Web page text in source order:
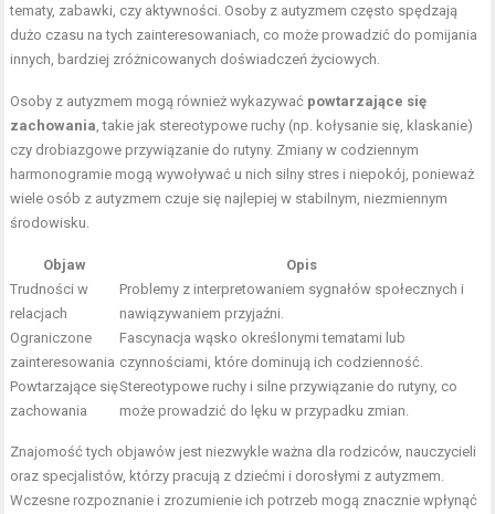
tematy, zabawki, czy aktywności. Osoby z autyzmem często spędzają
dużo czasu na tych zainteresowaniach, co może prowadzić do pomijania
innych, bardziej zróżnicowanych doświadczeń życiowych.
Osoby z autyzmem mogą również wykazywać powtarzające się
zachowania , takie jak stereotypowe ruchy (np. kołysanie się, klaskanie)
czy drobiazgowe przywiązanie do rutyny. Zmiany w codziennym
harmonogramie mogą wywoływać u nich silny stres i niepokój, ponieważ
wiele osób z autyzmem czuje się najlepiej w stabilnym, niezmiennym
środowisku.
Objaw
Opis
Trudności w
relacjach
Problemy z interpretowaniem sygnałów społecznych i
nawiązywaniem przyjaźni.
Ograniczone
zainteresowania
Fascynacja wąsko określonymi tematami lub
czynnościami, które dominują ich codzienność.
Powtarzające się
zachowania
Stereotypowe ruchy i silne przywiązanie do rutyny, co
może prowadzić do lęku w przypadku zmian.
Znajomość tych objawów jest niezwykle ważna dla rodziców, nauczycieli
oraz specjalistów, którzy pracują z dziećmi i dorosłymi z autyzmem.
Wczesne rozpoznanie i zrozumienie ich potrzeb mogą znacznie wpłynąć